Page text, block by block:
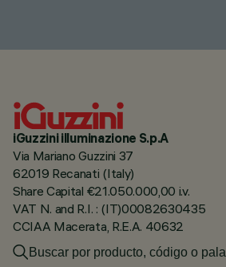
iGuzzini illuminazione S.p.A
Via Mariano Guzzini 37
62019 Recanati (Italy)
Share Capital €21.050.000,00 i.v.
VAT N. and R.I. : (IT)00082630435
CCIAA Macerata, R.E.A. 40632